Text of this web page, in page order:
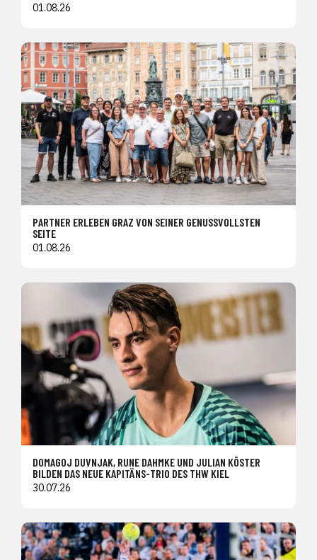
01.08.26
PARTNER ERLEBEN GRAZ VON SEINER GENUSSVOLLSTEN
SEITE
01.08.26
DOMAGOJ DUVNJAK, RUNE DAHMKE UND JULIAN KÖSTER
BILDEN DAS NEUE KAPITÄNS-TRIO DES THW KIEL
30.07.26